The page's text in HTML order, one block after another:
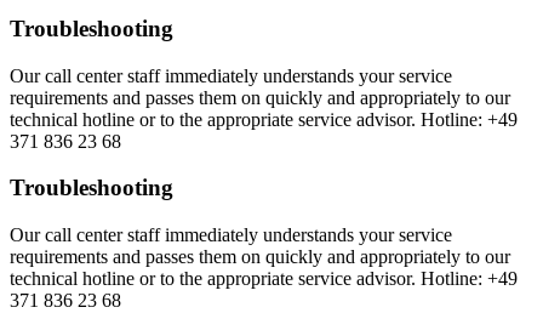
Troubleshooting
Our call center staff immediately understands your service
requirements and passes them on quickly and appropriately to our
technical hotline or to the appropriate service advisor. Hotline: +49
371 836 23 68
Troubleshooting
Our call center staff immediately understands your service
requirements and passes them on quickly and appropriately to our
technical hotline or to the appropriate service advisor. Hotline: +49
371 836 23 68